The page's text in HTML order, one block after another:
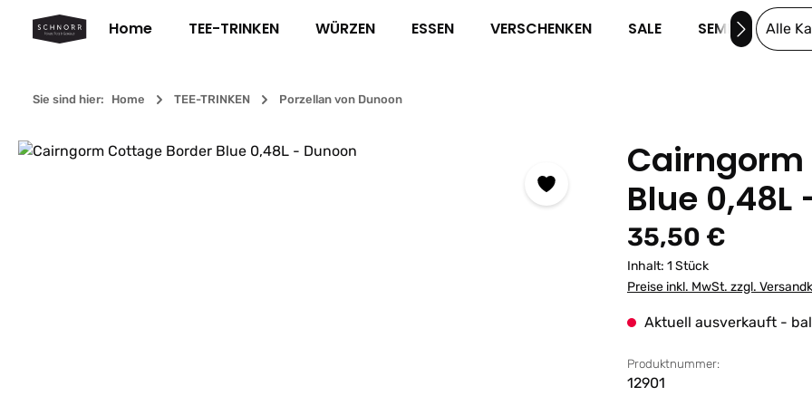
Hauptinhalt springen
Zur Suche springen
Zur Hauptnavigation springen
Home TEE-TRINKEN WÜRZEN ESSEN VERSCHENKEN SALE SEMINAREAlle
Sie sind hier: Home TEE-TRINKEN Porzellan von Dunoon
Bildergalerie überspringen
Blue 0,48L
Regulärer Preis:
35,50 €
Inhalt: 1 Stück
Preise inkl. MwSt. zzgl.
Aktuell ausverkauft -
Produktnummer:
12901